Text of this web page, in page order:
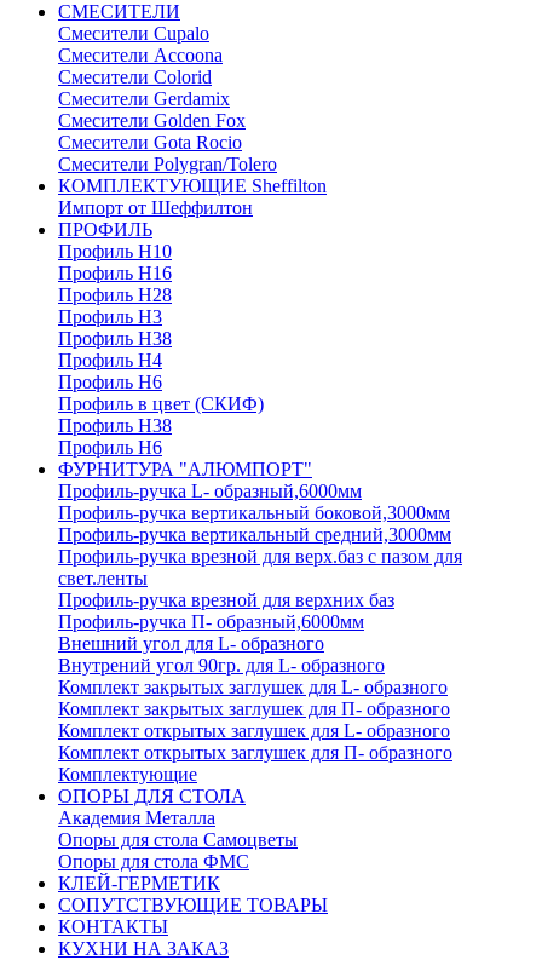
СМЕСИТЕЛИ
Cмесители Cupalo
Смесители Accoona
Смесители Colorid
Смесители Gerdamix
Смесители Golden Fox
Смесители Gota Rocio
Смесители Polygran/Tolero
КОМПЛЕКТУЮЩИЕ Sheffilton
Импорт от Шеффилтон
ПРОФИЛЬ
Профиль H10
Профиль H16
Профиль H28
Профиль H3
Профиль H38
Профиль H4
Профиль H6
Профиль в цвет (СКИФ)
Профиль H38
Профиль H6
ФУРНИТУРА "АЛЮМПОРТ"
Профиль-ручка L- образный,6000мм
Профиль-ручка вертикальный боковой,3000мм
Профиль-ручка вертикальный средний,3000мм
Профиль-ручка врезной для верх.баз с пазом для
свет.ленты
Профиль-ручка врезной для верхних баз
Профиль-ручка П- образный,6000мм
Внешний угол для L- образного
Внутрений угол 90гр. для L- образного
Комплект закрытых заглушек для L- образного
Комплект закрытых заглушек для П- образного
Комплект открытых заглушек для L- образного
Комплект открытых заглушек для П- образного
Комплектующие
ОПОРЫ ДЛЯ СТОЛА
Академия Металла
Опоры для стола Самоцветы
Опоры для стола ФМС
КЛЕЙ-ГЕРМЕТИК
СОПУТСТВУЮЩИЕ ТОВАРЫ
КОНТАКТЫ
КУХНИ НА ЗАКАЗ